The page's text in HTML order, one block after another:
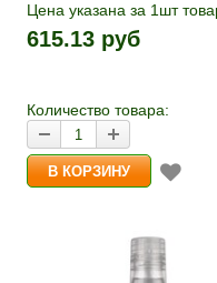
Цена указана за 1шт
1шт прибавляется
и «-». Выберите нужное
615.13 руб
Количество товара: